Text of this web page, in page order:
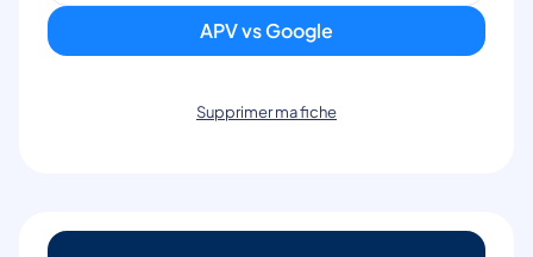
APV vs Google
Supprimer ma fiche